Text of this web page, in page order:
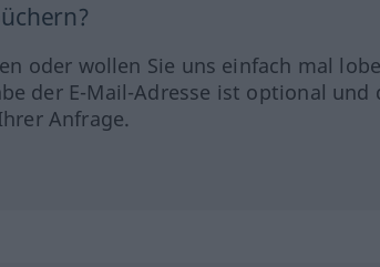
oder wollen Sie uns einfach mal
der E-Mail-Adresse ist optional und
Anfrage.